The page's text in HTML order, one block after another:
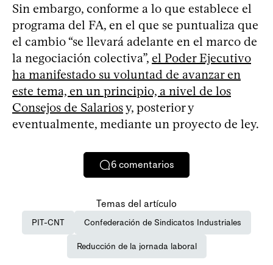
Sin embargo, conforme a lo que establece el
programa del FA, en el que se puntualiza que
el cambio “se llevará adelante en el marco de
la negociación colectiva”, el Poder Ejecutivo
ha manifestado su voluntad de avanzar en
este tema, en un principio, a nivel de los
Consejos de Salariosy, posterior y
eventualmente, mediante un proyecto de ley.
6 comentarios
Temas del artículo
PIT-CNT Confederación de Sindicatos Industriales
Reducción de la jornada laboral